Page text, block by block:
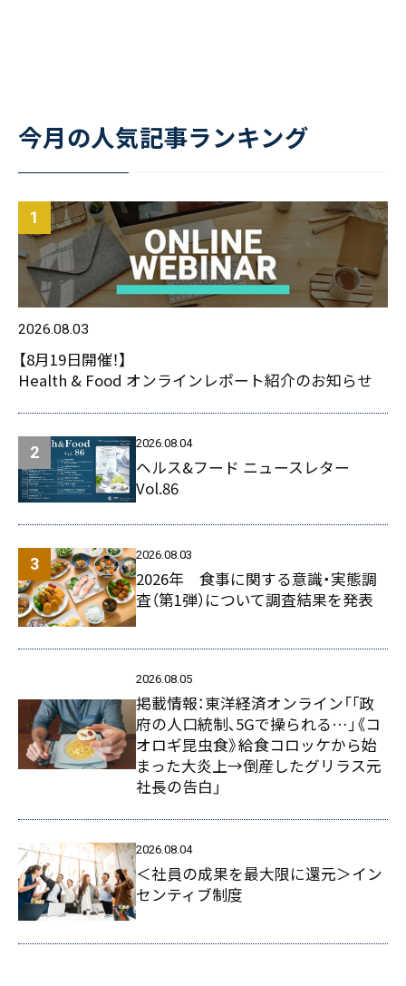
今月の人気記事ランキング
2026.08.03
【8月19日開催！】
Health & Food オンラインレポート紹介のお知らせ
2026.08.04
ヘルス&フード ニュースレター
Vol.86
2026.08.03
2026年 食事に関する意識・実態調
査（第1弾）について調査結果を発表
2026.08.05
掲載情報：東洋経済オンライン「｢政
府の人口統制､5Gで操られる…｣《コ
オロギ昆虫食》給食コロッケから始
まった大炎上→倒産したグリラス元
社長の告白」
2026.08.04
＜社員の成果を最大限に還元＞イン
センティブ制度